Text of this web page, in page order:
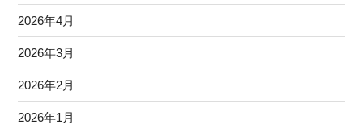
2026年4月
2026年3月
2026年2月
2026年1月